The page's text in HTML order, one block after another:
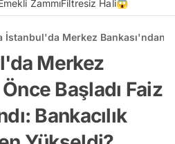
ZammıFiltresiz Hali😱
İstanbul'da Merkez Bankası'ndan
Merkez
Başladı Faiz
Bankacılık